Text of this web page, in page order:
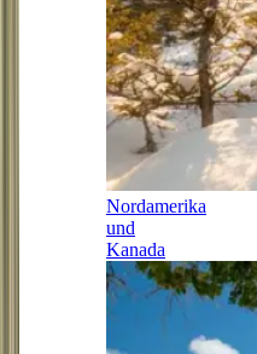
Nordamerika
und
Kanada